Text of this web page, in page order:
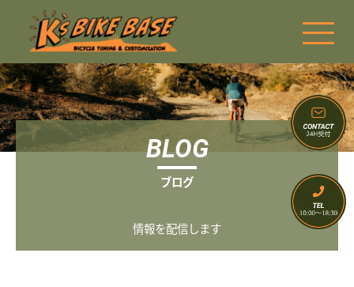
BLOG
ブログ
情報を配信します